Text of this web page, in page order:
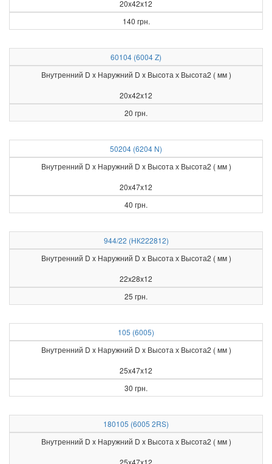
20x42x12
140 грн.
60104 (6004 Z)
Внутренний D x Наружний D x Высота х Высота2 ( мм )
20x42x12
20 грн.
50204 (6204 N)
Внутренний D x Наружний D x Высота х Высота2 ( мм )
20x47x12
40 грн.
944/22 (НК222812)
Внутренний D x Наружний D x Высота х Высота2 ( мм )
22x28x12
25 грн.
105 (6005)
Внутренний D x Наружний D x Высота х Высота2 ( мм )
25x47x12
30 грн.
180105 (6005 2RS)
Внутренний D x Наружний D x Высота х Высота2 ( мм )
25x47x12